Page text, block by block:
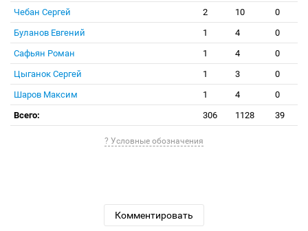
Чебан Сергей
2 10
0
Буланов Евгений
1 4
0
Сафьян Роман
1 4
0
Цыганок Сергей
1 3
0
Шаров Максим
1 4
0
Всего:
306 1128 39
? Условные обозначения
Комментировать